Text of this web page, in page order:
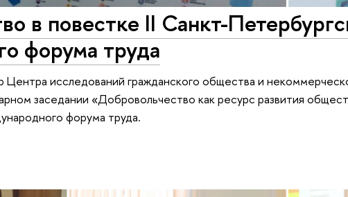
в повестке II Санкт-
форума труда
Центра исследований гражданского общества и
заседании «Добровольчество как ресурс развития
форума труда.